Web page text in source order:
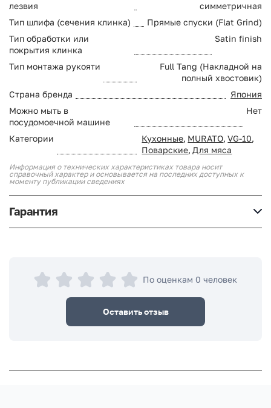
лезвия
симметричная
Тип шлифа (сечения клинка)
Прямые спуски (Flat Grind)
Тип обработки или
покрытия клинка
Satin finish
Тип монтажа рукояти
Full Tang (Накладной на
полный хвостовик)
Страна бренда
Япония
Можно мыть в
посудомоечной машине
Нет
Категории Кухонные, MURATO, VG-10,
Поварские, Для мяса
Информация о технических характеристиках товара носит
справочный характер и основывается на последних доступных к
моменту публикации сведениях
Гарантия
По оценкам 0 человек
Оставить отзыв